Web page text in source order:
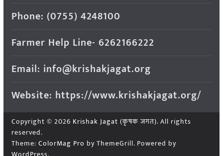
Phone: (0755) 4248100
Farmer Help Line- 6262166222
Email: info@krishakjagat.org
Website: https://www.krishakjagat.org/
Copyright © 2026 Krishak Jagat (कृषक जगत). All rights
reserved.
Theme: ColorMag Pro by ThemeGrill. Powered by